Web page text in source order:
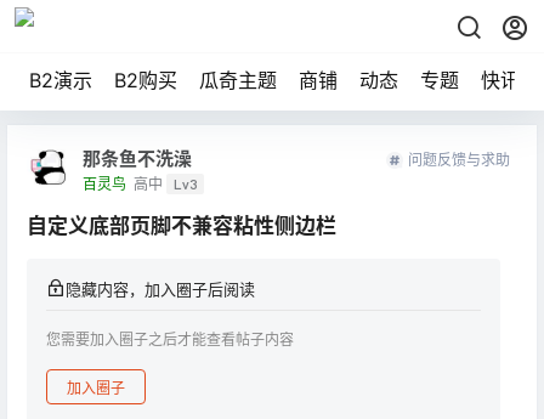
B2演示 B2购买 瓜奇主题 商铺 动态 专题 快讯
那条鱼不洗澡
百灵鸟 高中 Lv3
问题反馈与求助
自定义底部页脚不兼容粘性侧边栏
隐藏内容，加入圈子后阅读
您需要加入圈子之后才能查看帖子内容
加入圈子